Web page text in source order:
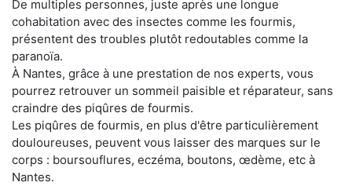
De multiples personnes, juste après une longue
cohabitation avec des insectes comme les fourmis,
présentent des troubles plutôt redoutables comme la
paranoïa.
À Nantes, grâce à une prestation de nos experts, vous
pourrez retrouver un sommeil paisible et réparateur, sans
craindre des piqûres de fourmis.
Les piqûres de fourmis, en plus d'être particulièrement
douloureuses, peuvent vous laisser des marques sur le
corps : boursouflures, eczéma, boutons, œdème, etc à
Nantes.